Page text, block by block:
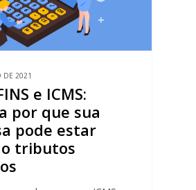
DE 2021
e ICMS:
por que sua
pode estar
tributos